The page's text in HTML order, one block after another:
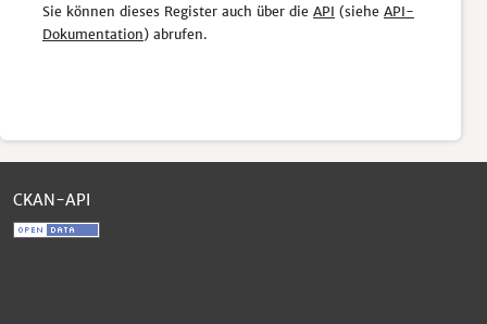
Sie können dieses Register auch über die API (siehe API-
Dokumentation) abrufen.
CKAN-API